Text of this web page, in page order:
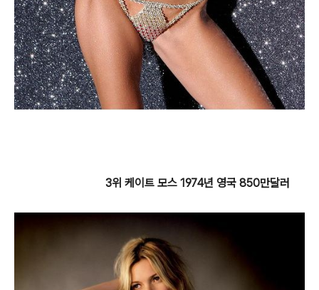
3위 케이트 모스 1974년 영국 850만달러